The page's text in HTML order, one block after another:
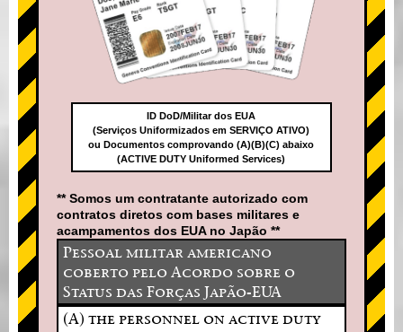
ID DoD/Militar dos EUA
(Serviços Uniformizados em SERVIÇO ATIVO)
ou Documentos comprovando (A)(B)(C) abaixo
(ACTIVE DUTY Uniformed Services)
** Somos um contratante autorizado com
contratos diretos com bases militares e
acampamentos dos EUA no Japão **
Pessoal militar americano
coberto pelo Acordo sobre o
Status das Forças Japão-EUA
(A) the personnel on active duty